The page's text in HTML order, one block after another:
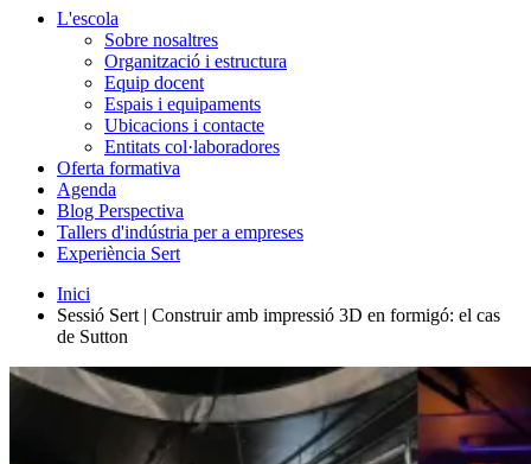
L'escola
Sobre nosaltres
Organització i estructura
Equip docent
Espais i equipaments
Ubicacions i contacte
Entitats col·laboradores
Oferta formativa
Agenda
Blog Perspectiva
Tallers d'indústria per a empreses
Experiència Sert
Inici
Sessió Sert | Construir amb impressió 3D en formigó: el cas
de Sutton